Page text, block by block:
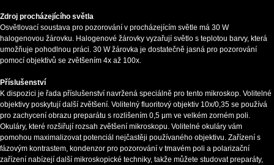
Zdroj procházejícího světla
Osvětlovací soustava pro pozorování v procházejícím světle má 30 W
halogenovou žárovku. Halogenové žárovky vyzařují světlo s teplotou barvy, která
umožňuje pohodlnou práci. 30 W žárovka je dostatečně jasná pro pozorování
pomocí objektivů se zvětšením 4x až 100x.
Příslušenství
K dispozici je řada příslušenství navržená speciálně pro tento mikroskop. Volitelné
objektivy poskytují další zvětšení. Volitelný fluoritový objektiv 10x/0,35 se používá
pro zachycení obrazu preparátu s rozlišením 0,5 μm ve velkém zorném poli.
Okuláry, které rozšiřují rozsah zvětšení mikroskopu. Volitelné okuláry vám
pomohou maximalizovat potenciál nejčastěji používaného objektivu. Zařízení s
fázovým kontrastem, kondenzor pro pozorování v tmavém poli a polarizační
zařízení nabízejí další mikroskopické techniky, takže můžete studovat preparáty,